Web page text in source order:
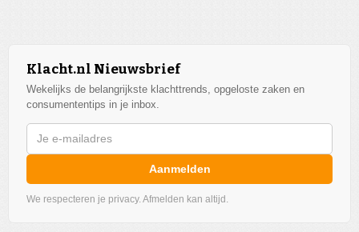
Klacht.nl Nieuwsbrief
Wekelijks de belangrijkste klachttrends, opgeloste zaken en
consumententips in je inbox.
Aanmelden
We respecteren je privacy. Afmelden kan altijd.